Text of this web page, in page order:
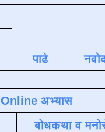
पाढे
Online अभ्यास
बोधकथा व